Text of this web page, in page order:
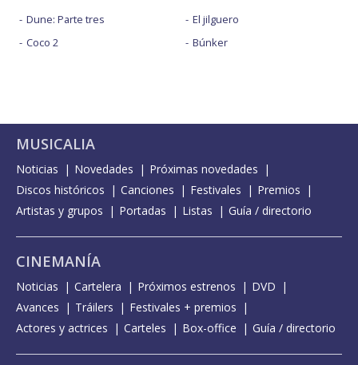
Dune: Parte tres
Coco 2
El jilguero
Búnker
MUSICALIA
Noticias Novedades
Próximas novedades
Discos históricos
Canciones Festivales
Premios
Artistas y grupos
Portadas Listas Guía / directorio
CINEMANÍA
Noticias Cartelera Próximos estrenos
DVD
Avances
Tráilers
Festivales + premios
Actores y actrices
Carteles Box-office Guía / directorio